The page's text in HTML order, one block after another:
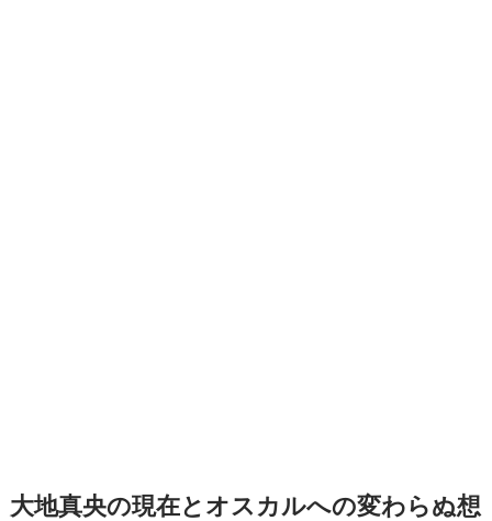
大地真央の現在とオスカルへの変わらぬ想